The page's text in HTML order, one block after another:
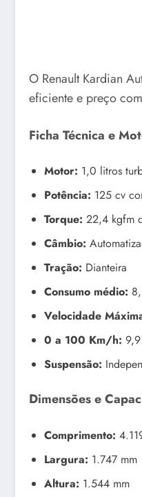
O Renault Kardian
eficiente e preço
Ficha Técnica e
Motor: 1,0 litros
Potência: 125 cv
Torque: 22,4 kgfm
Câmbio:
Tração: Dianteira
Consumo médio:
Velocidade
0 a 100 Km/h:
Suspensão:
Dimensões e
Comprimento:
Largura: 1.747 mm
Altura: 1.544 mm